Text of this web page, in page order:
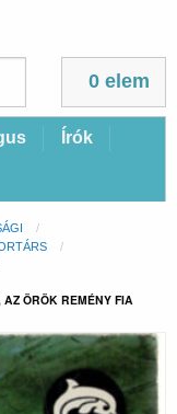
0 elem
Írók
ÖRÖK REMÉNY FIA